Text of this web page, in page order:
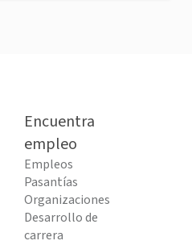
Encuentra
empleo
Empleos
Pasantías
Organizaciones
Desarrollo de
carrera